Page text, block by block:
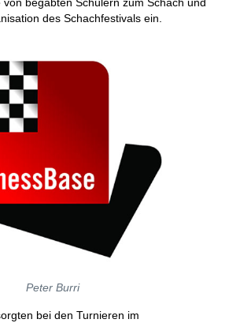
des Schachfestivals ein.
Peter Burri
bei den Turnieren im